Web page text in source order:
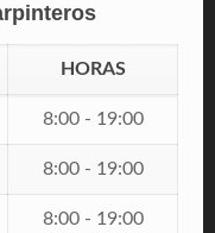
HORAS
8:00 - 19:00
8:00 - 19:00
8:00 - 19:00